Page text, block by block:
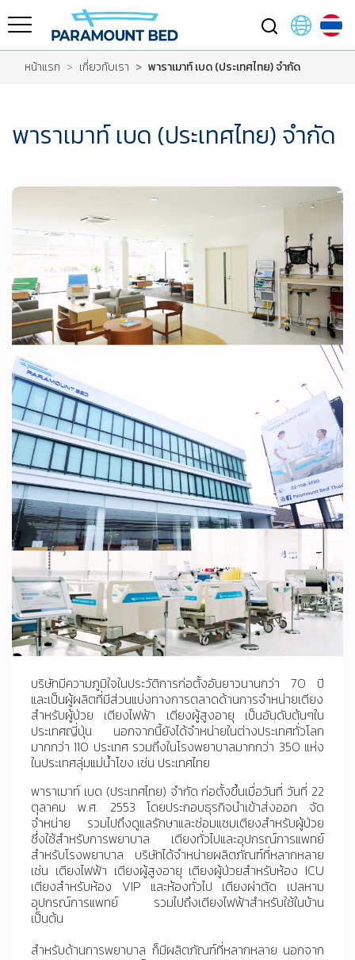
หน้าแรก เกี่ยวกับเรา พาราเมาท์ เบด (ประเทศไทย) จำกัด
พาราเมาท์ เบด (ประเทศไทย) จำกัด
บริษัทมีความภูมิใจในประวัติการก่อตั้งอันยาวนานกว่า 70 ปี
และเป็นผู้ผลิตที่มีส่วนแบ่งทางการตลาดด้านการจำหน่ายเตียง
สำหรับผู้ป่วย เตียงไฟฟ้า เตียงผู้สูงอายุ เป็นอันดับต้นๆใน
ประเทศญี่ปุ่น นอกจากนี้ยังได้จำหน่ายในต่างประเทศทั่วโลก
มากกว่า 110 ประเทศ รวมถึงในโรงพยาบาลมากกว่า 350 แห่ง
ในประเทศลุ่มแม่น้ำโขง เช่น ประเทศไทย
พาราเมาท์ เบด (ประเทศไทย) จำกัด ก่อตั้งขึ้นเมื่อวันที่ วันที่ 22
ตุลาคม พ.ศ. 2553 โดยประกอบธุรกิจนำเข้าส่งออก จัด
จำหน่าย รวมไปถึงดูแลรักษาและซ่อมแซมเตียงสำหรับผู้ป่วย
ซึ่งใช้สำหรับการพยาบาล เตียงทั่วไปและอุปกรณ์การแพทย์
สำหรับโรงพยาบาล บริษัทได้จำหน่ายผลิตภัณฑ์ที่หลากหลาย
เช่น เตียงไฟฟ้า เตียงผู้สูงอายุ เตียงผู้ป่วยสำหรับห้อง ICU
เตียงสำหรับห้อง VIP และห้องทั่วไป เตียงผ่าตัด เปลหาม
อุปกรณ์การแพทย์ รวมไปถึงเตียงไฟฟ้าสำหรับใช้ในบ้าน
เป็นต้น
สำหรับด้านการพยาบาล ก็มีผลิตภัณฑ์ที่หลากหลาย นอกจาก